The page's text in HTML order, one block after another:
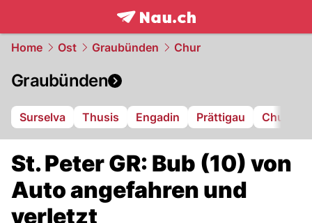
frontpage.NAU.ch
Home Ost Graubünden Chur
Graubünden
Surselva Thusis Engadin Prättigau Chur
St. Peter GR: Bub (10) von
Auto angefahren und
verletzt